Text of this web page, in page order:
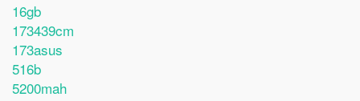
16gb
173439cm
173asus
516b
5200mah